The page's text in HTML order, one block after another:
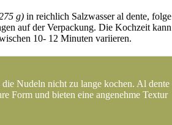
g) in reichlich Salzwasseral dente, folge
auf der Verpackung. Die Kochzeit kann
10- 12 Minuten variieren.
die Nudeln nicht zu lange kochen. Al dente
Form und bieten eine angenehme Textur